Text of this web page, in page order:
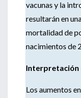
vacunas y la
resultarán en
mortalidad de
nacimientos de
Interpretación
Los aumentos